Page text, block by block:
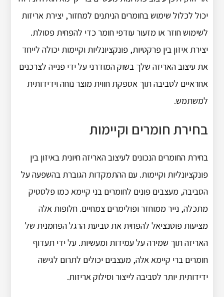
יכול לכלול שימוש בחומרים הניתנים למחזור, יצירת אריזות
לשימוש חוזר או מזעור עודפי חומר כדי להפחית פסולת.
יצירת איזון בין פרקטיות, פונקציונליות וקיימות יכולה לייחד
את עיצוב האריזה שלך בשוק המודרני על ידי פנייה לצרכנים
אחראיים לסביבה תוך אספקת חווית מוצר נוחה וידידותית
למשתמש.
בחירת חומרים וקיימות
בחירת החומרים הנכונים לעיצוב האריזה חיונית באיזון בין
פונקציונליות וקיימות. עם ההתמקדות הגוברת בהשפעה על
הסביבה, מעצבים פונים לחומרים בני קיימא כמו פלסטיק
מתכלה, נייר ממוחזר ופולימרים צמחיים.חלופות אלה
מציעות פוטנציאל להפחית את טביעת הרגל הפחמנית של
האריזה תוך שמירה על עמידות ומעשיות. על ידי תעדוף
חומרים ברי קיימא אלה, מעצבים יכולים לתרום לגישה
ידידותית יותר לסביבה לייצור וסילוק אריזות.